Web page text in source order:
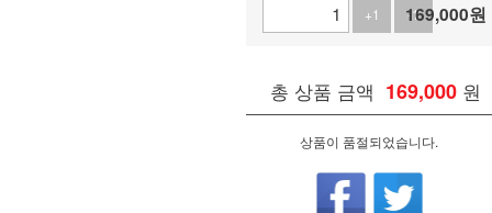
+1
-1
169,000원
총 상품 금액 169,000 원
상품이 품절되었습니다.